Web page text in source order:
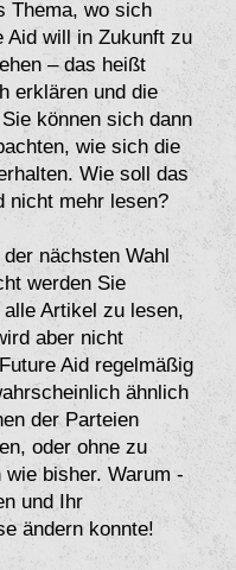
Thema, wo sich
Aid will in Zukunft zu
– das heißt
erklären und die
können sich dann
wie sich die
Wie soll das
nicht mehr lesen?
nächsten Wahl
werden Sie
Artikel zu lesen,
aber nicht
Aid regelmäßig
ähnlich
der Parteien
oder ohne zu
bisher. Warum -
und Ihr
ändern konnte!